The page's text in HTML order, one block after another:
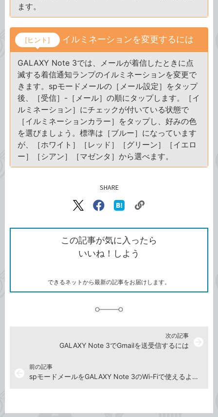
ます。
[ヒント] イルミネーションを変更するには
GALAXY Note 3では、メールが着信したときに点
滅する着信通知ランプのイルミネーションを変更で
きます。spモードメールの［メール設定］をタップ
後、［受信］-［メール］の順にタップします。［イ
ルミネーション］にチェックが付いている状態で
［イルミネーションカラー］をタップし、好みの色
を選びましょう。標準は［ブルー］になっています
が、［ホワイト］［レッド］［グリーン］［イエロ
ー］［シアン］［マゼンタ］から選べます。
SHARE
X（旧
で
シ
ェ
ア
Facebook
シ
ェ
ア
な
ブ
ッ
ク
ク
ク
を
コ
この記事が気に入ったら
いいね！しよう
できるネットから最新の記事をお届けします。
前の記事
spモードメールをGALAXY Note 3のWi-Fiで使えるようにするには
次の記事
GALAXY Note 3でGmailを送受信するには